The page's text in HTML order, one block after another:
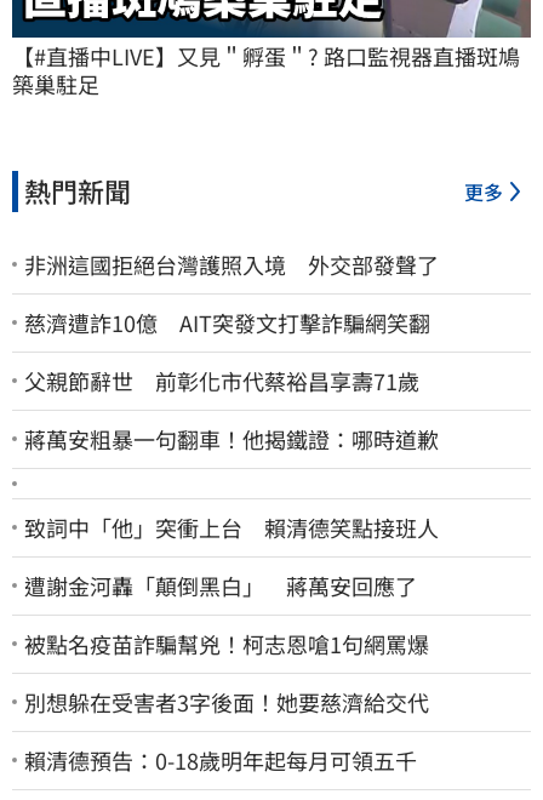
【#直播中LIVE】又見＂孵蛋＂? 路口監視器直播斑鳩
築巢駐足
熱門新聞 更多
非洲這國拒絕台灣護照入境 外交部發聲了
慈濟遭詐10億 AIT突發文打擊詐騙網笑翻
父親節辭世 前彰化市代蔡裕昌享壽71歲
蔣萬安粗暴一句翻車！他揭鐵證：哪時道歉
致詞中「他」突衝上台 賴清德笑點接班人
遭謝金河轟「顛倒黑白」 蔣萬安回應了
被點名疫苗詐騙幫兇！柯志恩嗆1句網罵爆
別想躲在受害者3字後面！她要慈濟給交代
賴清德預告：0-18歲明年起每月可領五千